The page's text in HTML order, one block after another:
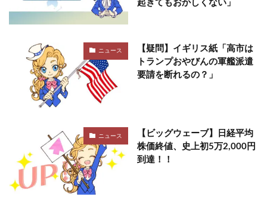
起きてもおかしくない」
ニュース
【疑問】イギリス紙「高市は
トランプおやびんの軍艦派遣
要請を断れるの？」
ニュース
【ビッグウェーブ】日経平均
株価終値、史上初5万2,000円
到達！！